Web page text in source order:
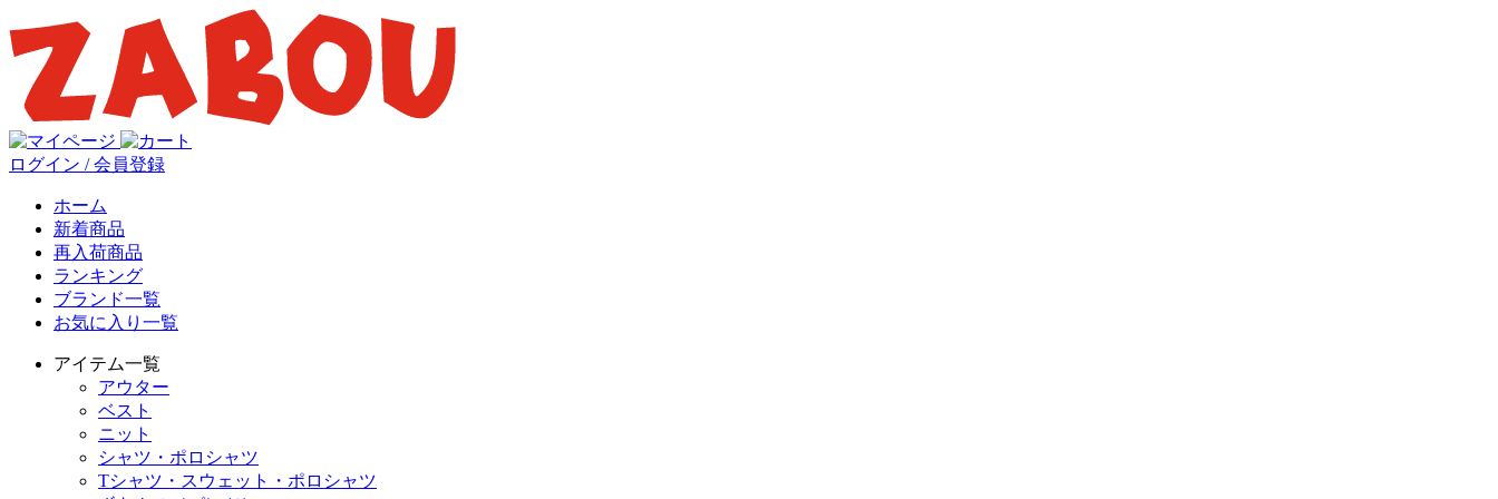
ログイン / 会員登録
ホーム
新着商品
再入荷商品
ランキング
ブランド一覧
お気に入り一覧
アイテム一覧
アウター
ベスト
ニット
シャツ・ポロシャツ
Tシャツ・スウェット・ポロシャツ